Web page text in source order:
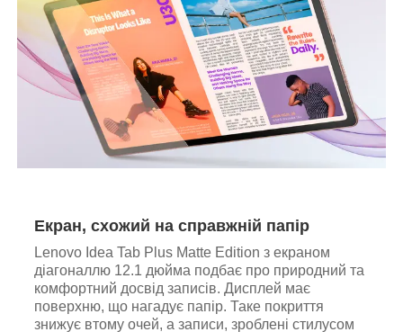
Екран, схожий на справжній папір
Lenovo Idea Tab Plus Matte Edition з екраном
діагоналлю 12.1 дюйма подбає про природний та
комфортний досвід записів. Дисплей має
поверхню, що нагадує папір. Таке покриття
знижує втому очей, а записи, зроблені стилусом